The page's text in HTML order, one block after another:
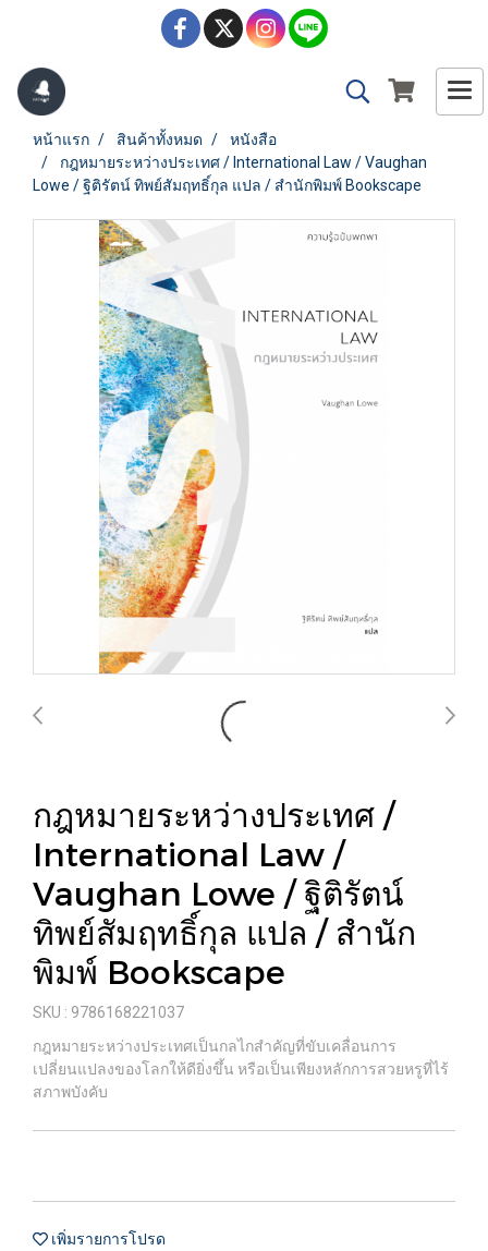
หน้าแรก สินค้าทั้งหมด
หนังสือ
กฎหมายระหว่างประเทศ / International Law / Vaughan
Lowe / ฐิติรัตน์ ทิพย์สัมฤทธิ์กุล แปล / สำนักพิมพ์ Bookscape
กฎหมายระหว่างประเทศ /
International Law /
Vaughan Lowe / ฐิติรัตน์
ทิพย์สัมฤทธิ์กุล แปล / สำนัก
พิมพ์ Bookscape
SKU : 9786168221037
กฎหมายระหว่างประเทศเป็นกลไกสำคัญที่ขับเคลื่อนการ
เปลี่ยนแปลงของโลกให้ดียิ่งขึ้น หรือเป็นเพียงหลักการสวยหรูที่ไร้
สภาพบังคับ
เพิ่มรายการโปรด